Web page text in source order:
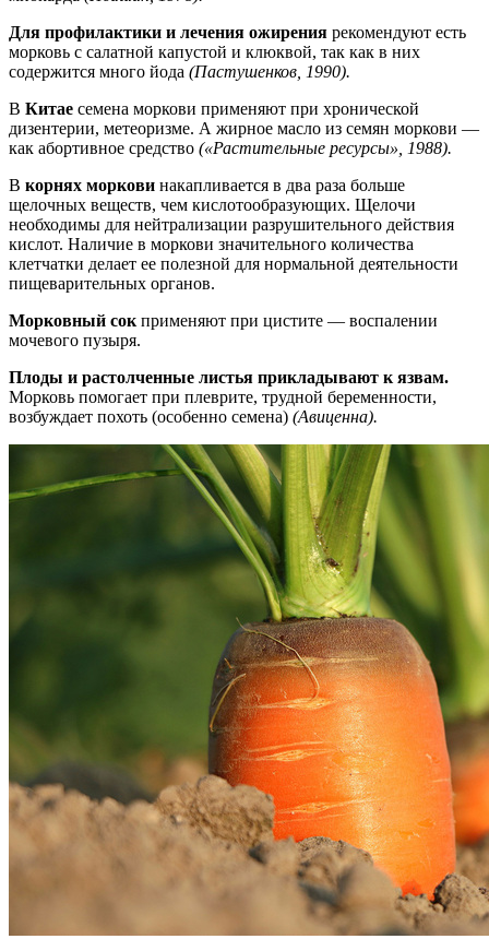
Для профилактики и лечения ожирения рекомендуют есть
морковь с салатной капустой и клюквой, так как в них
содержится много йода (Пастушенков, 1990).
В Китае семена моркови применяют при хронической
дизентерии, метеоризме. А жирное масло из семян моркови —
как абортивное средство («Растительные ресурсы», 1988).
В корнях моркови накапливается в два раза больше
щелочных веществ, чем кислотообразующих. Щелочи
необходимы для нейтрализации разрушительного действия
кислот. Наличие в моркови значительного количества
клетчатки делает ее полезной для нормальной деятельности
пищеварительных органов.
Морковный сокприменяют при цистите — воспалении
мочевого пузыря.
Плоды и растолченные листья прикладывают к язвам.
Морковь помогает при плеврите, трудной беременности,
возбуждает похоть (особенно семена) (Авиценна).